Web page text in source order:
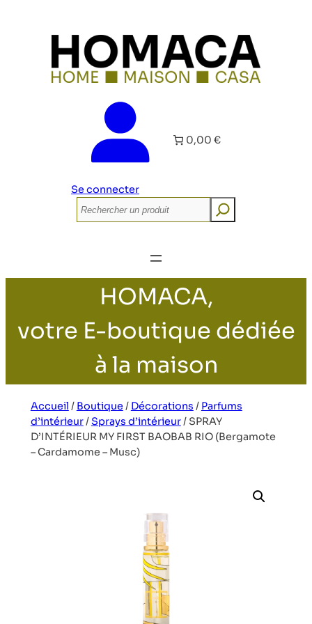
Se connecter
0,00 €
HOMACA,
votre E-boutique dédiée
à la maison
Accueil / Boutique/ Décorations / Parfums
d’intérieur/Sprays d’intérieur/ SPRAY
D’INTÉRIEUR MY FIRST BAOBAB RIO (Bergamote
– Cardamome – Musc)